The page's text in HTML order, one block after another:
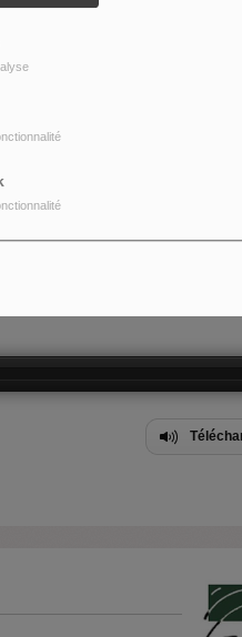
de goûts et de rééditions.